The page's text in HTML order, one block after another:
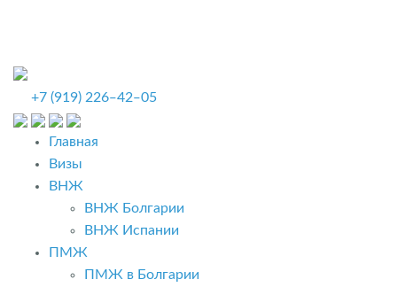
+7 (919) 226‒42‒05
Главная
Визы
ВНЖ
ВНЖ Болгарии
ВНЖ Испании
ПМЖ
ПМЖ в Болгарии